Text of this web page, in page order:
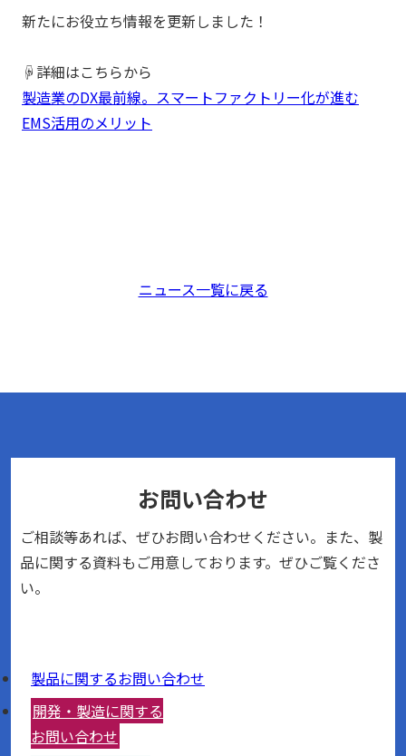
新たにお役立ち情報を更新しました！
☟詳細はこちらから
製造業のDX最前線。スマートファクトリー化が進む
EMS活用のメリット
ニュース一覧に戻る
お問い合わせ
ご相談等あれば、ぜひお問い合わせください。また、製
品に関する資料もご用意しております。ぜひご覧くださ
い。
製品に関するお問い合わせ
開発・製造に関する
お問い合わせ